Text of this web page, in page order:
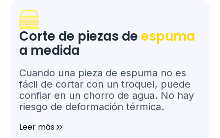
Corte de piezas deespuma
a medida
Cuando una pieza de espuma no es
fácil de cortar con un troquel, puede
confiar en un chorro de agua. No hay
riesgo de deformación térmica.
Leer más